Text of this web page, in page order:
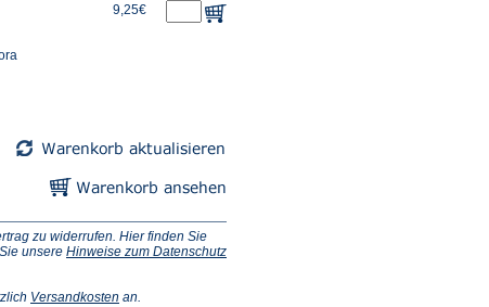
9,25€
zu widerrufen. Hier finden Sie
unsere Hinweise zum Datenschutz
Versandkosten (Öffnet
an.